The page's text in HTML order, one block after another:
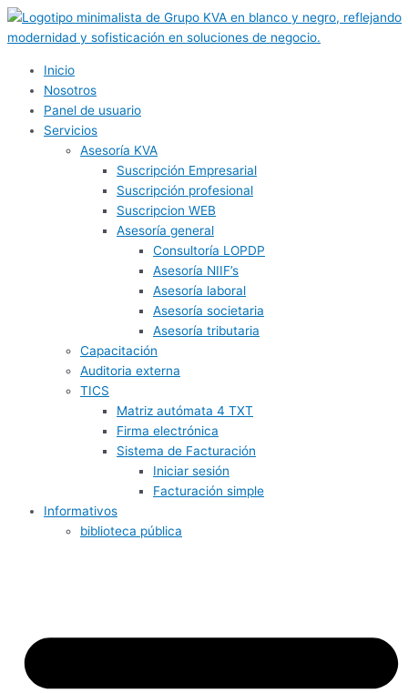
Ir
Inicio
Nosotros
Panel de usuario
Servicios
Asesoría KVA
Suscripción Empresarial
Suscripción profesional
Suscripcion WEB
Asesoría general
Consultoría LOPDP
Asesoría NIIF’s
Asesoría laboral
Asesoría societaria
Asesoría tributaria
Capacitación
Auditoria externa
TICS
Matriz autómata 4 TXT
Firma electrónica
Sistema de Facturación
Iniciar sesión
Facturación simple
Informativos
biblioteca pública